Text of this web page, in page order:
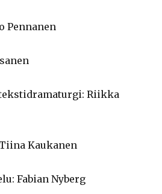
Pennanen
Riikka
Kaukanen
Fabian Nyberg